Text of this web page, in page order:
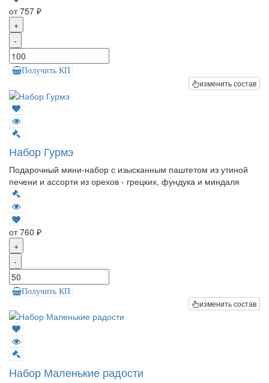
от 757 ₽
+
-
Получить КП
изменить состав
Набор Гурмэ
Подарочный мини-набор с изысканным паштетом из утиной
печени и ассорти из орехов - грецких, фундука и миндаля
от 760 ₽
+
-
Получить КП
изменить состав
Набор Маленькие радости